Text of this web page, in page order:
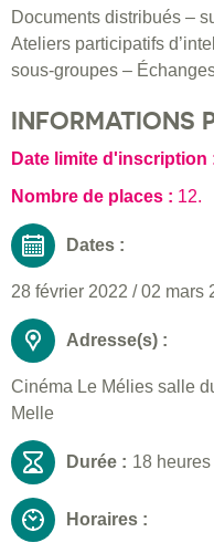
Documents distribués –
Ateliers participatifs
sous-groupes –
INFORMATIONS
Date limite d'inscription
Nombre de places : 12.
Dates :
28 février 2022 /02 mars
Adresse(s) :
Cinéma Le Mélies salle
Melle
Durée : 18
Horaires :